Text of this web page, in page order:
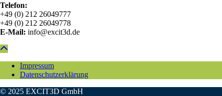
Telefon:
+49 (0) 212 26049777
+49 (0) 212 26049778
E-Mail: info@excit3d.de
Impressum
Datenschutzerklärung
© 2025 EXCIT3D GmbH